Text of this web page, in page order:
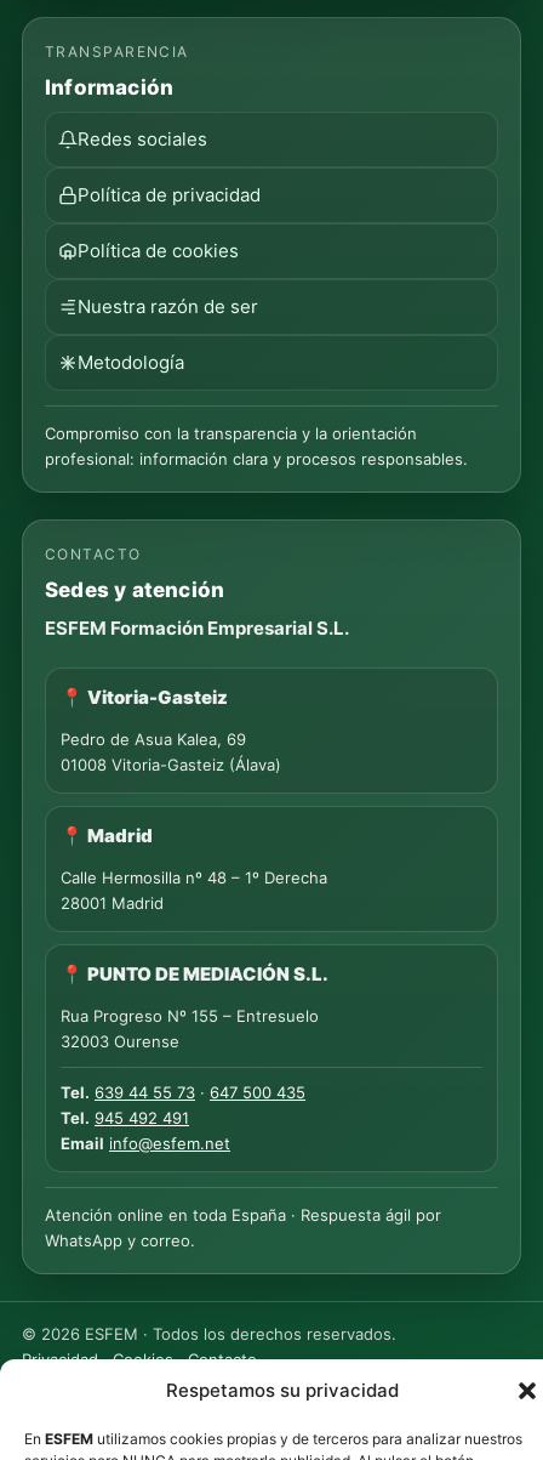
Respetamos su privacidad
En ESFEM utilizamos cookies propias y de terceros para analizar nuestros
TRANSPARENCIA
Información
Redes sociales
Política de privacidad
Política de cookies
Nuestra razón de ser
Metodología
Compromiso con la transparencia y la orientación
profesional: información clara y procesos responsables.
CONTACTO
Sedes y atención
ESFEM Formación Empresarial S.L.
📍 Vitoria-Gasteiz
Pedro de Asua Kalea, 69
01008 Vitoria-Gasteiz (Álava)
📍 Madrid
Calle Hermosilla nº 48 – 1º Derecha
28001 Madrid
📍 PUNTO DE MEDIACIÓN S.L.
Rua Progreso Nº 155 – Entresuelo
32003 Ourense
Tel. 639 44 55 73 · 647 500 435
Tel. 945 492 491
Email info@esfem.net
Atención online en toda España · Respuesta ágil por
WhatsApp y correo.
© 2026 ESFEM · Todos los derechos reservados.
Privacidad·Cookies·Contacto